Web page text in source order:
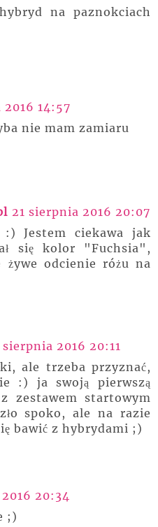
na paznokciach
14:57
nie mam zamiaru
21 sierpnia 2016 20:07
:) Jestem ciekawa jak
się kolor "Fuchsia",
odcienie różu na
sierpnia 2016 20:11
ale trzeba przyznać,
:) ja swoją pierwszą
zestawem startowym
spoko, ale na razie
bawić z hybrydami ;)
20:34
;)